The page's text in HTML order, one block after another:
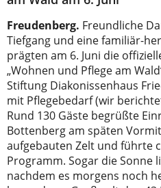
Freudenberg. Freundliche
Tiefgang und eine familiär-
prägten am 6. Juni die
„Wohnen und Pflege am
Stiftung Diakonissenhaus
mit Pflegebedarf (wir
Rund 130 Gäste begrüßte
Bottenberg am späten
aufgebauten Zelt und führte
Programm. Sogar die Sonne
nachdem es morgens noch